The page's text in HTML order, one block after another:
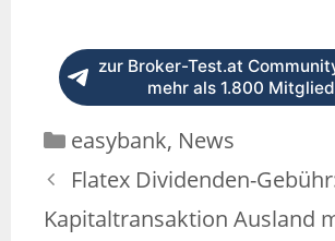
zur Broker-Test.at
mehr als 1.800
Kategorien
easybank, News
Flatex Dividenden-
Kapitaltransaktion Ausland